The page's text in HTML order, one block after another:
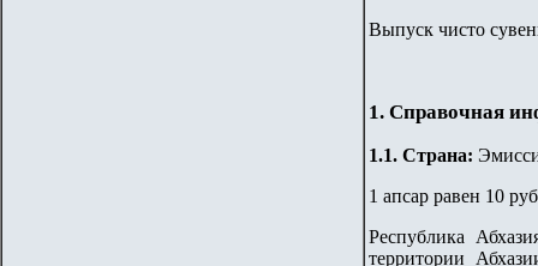
Выпуск чисто
1. Справочная
1.1. Страна:
1 апсар равен 10
Республика
территории